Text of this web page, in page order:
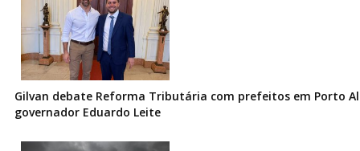
Gilvan debate Reforma Tributária com prefeitos em Porto
governador Eduardo Leite